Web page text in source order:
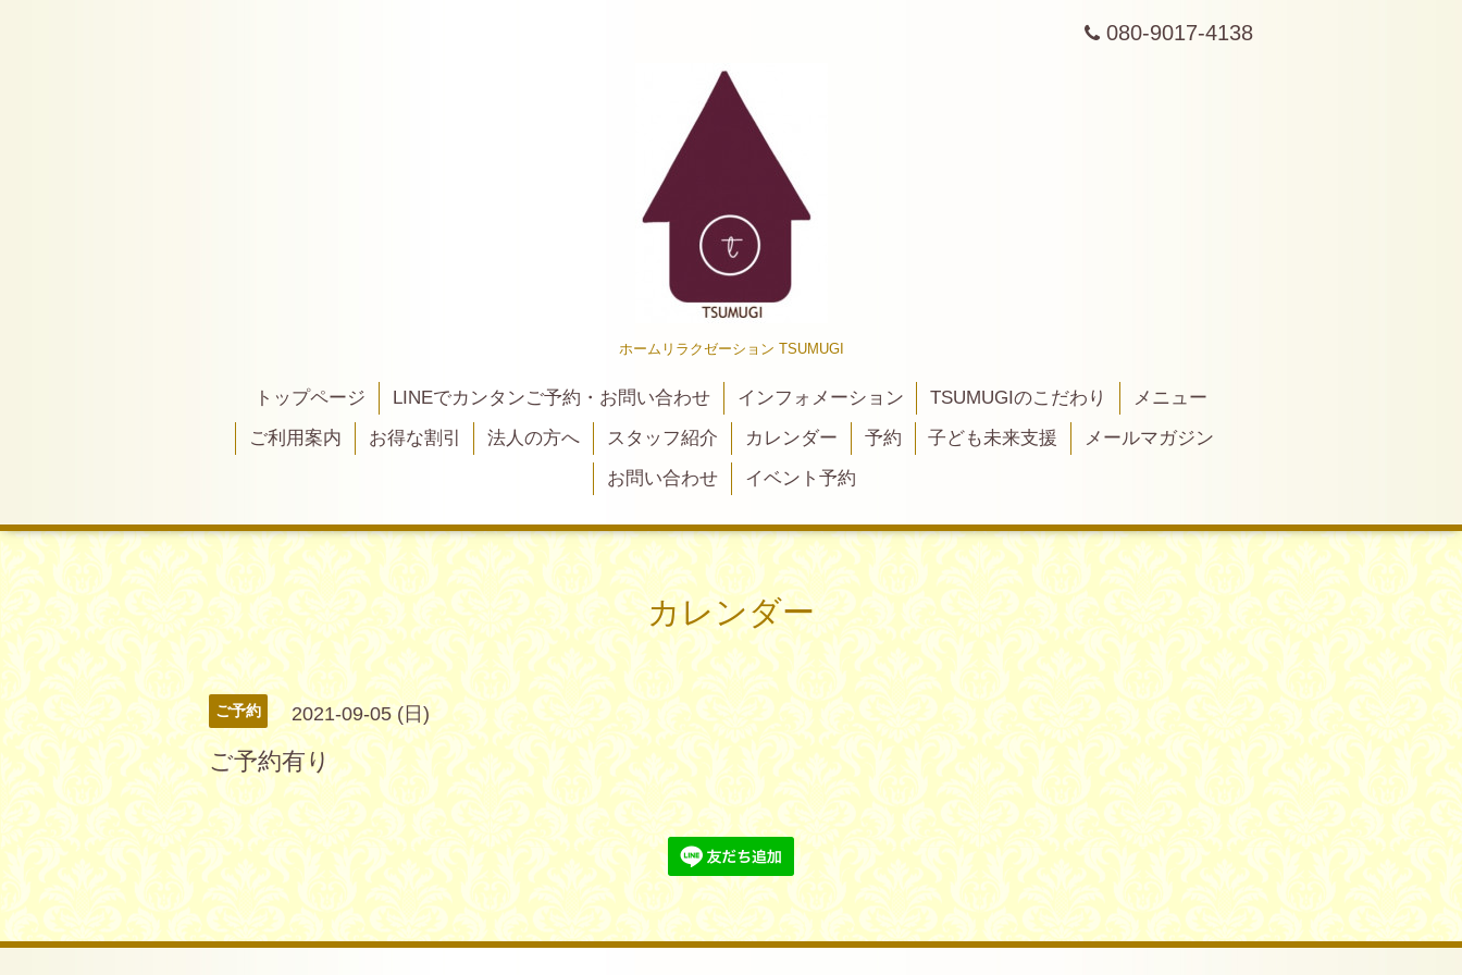
080-9017-4138
ホームリラクゼーション TSUMUGI
トップページ LINEでカンタンご予約・お問い合わせ インフォメーション TSUMUGIのこだわり
メニュー
ご利用案内
お得な割引 法人の方へ スタッフ紹介 カレンダー 予約 子ども未来支援
メールマガジン
お問い合わせ
イベント予約
カレンダー
ご予約 2021-09-05 (日)
ご予約有り